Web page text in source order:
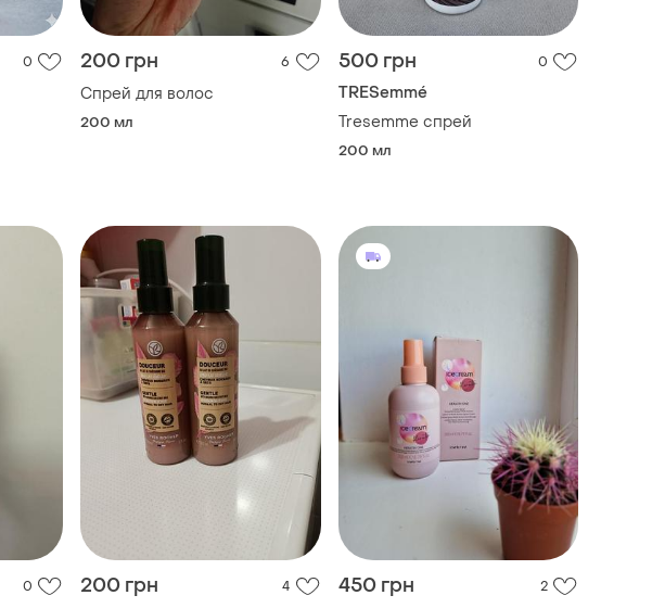
0 200 грн 6
Спрей для волос
200 мл
500 грн 0
TRESemmé
Tresemme спрей
200 мл
0 200 грн 4 450 грн 2